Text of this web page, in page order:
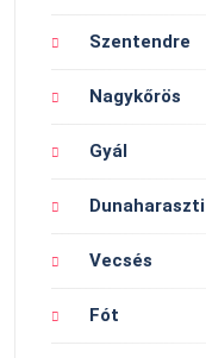
Szentendre
Nagykőrös
Gyál
Dunaharaszti
Vecsés
Fót